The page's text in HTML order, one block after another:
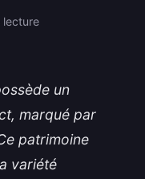
un
marqué par
patrimoine
variété